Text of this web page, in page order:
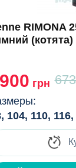
RIMONA
(котята)
грн
104, 110,